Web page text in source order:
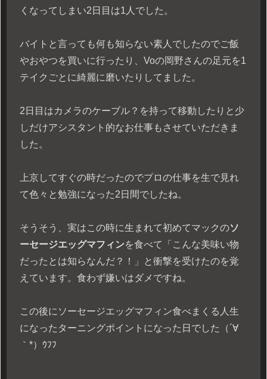
くなってしまい2日目は1人でした。
バイトと言っても何も知らない素人でしたのでご飯
やおやつを買いに行ったり、Voの岡野さんの足元を1
テイクごとに綺麗に磨いたりしてました。
2日目はカメラのケーブル？を持って移動したりと少
しだけアシスタント的なお仕事もさせていただきま
した。
上京してすぐの時だったのでプロの仕事を生で見れ
て色々と勉強になった2日間でしたね。
そうそう、実はこの時に生まれて初めてマックのソ
ーセージエッグマフィンを食べて「こんな美味い物
だったとは知らなんだ？！」と衝撃を受けたのを覚
えています。食わず嫌いはダメですね。
この後にソーセージエッグマフィン食べまくる人生
になったターニングポイントになった日でした（´∀
｀*）ｳﾌﾌ